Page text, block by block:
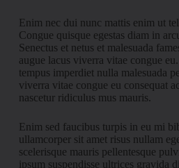
Enim nec dui nunc mattis enim ut
Congue quisque egestas diam in
Senectus et netus et malesuada
augue lacus viverra vitae congue
tempus imperdiet nulla malesuada
viverra vitae congue eu consequat
nascetur ridiculus mus mauris.
Enim sed faucibus turpis in eu mi
ullamcorper sit amet risus nullam
scelerisque mauris pellentesque
ipsum suspendisse ultrices gravida